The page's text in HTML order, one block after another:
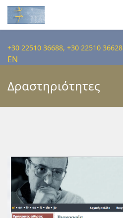
+30 22510 36688, +30 22510 36628
EN
Δραστηριότητες